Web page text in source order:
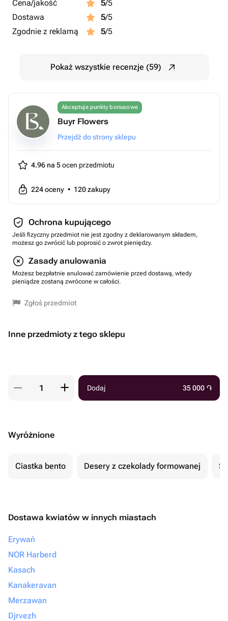
Cena/jakość
5/5
Dostawa
5/5
Zgodnie z reklamą
5/5
Pokaż wszystkie recenzje (59)
Akceptuje punkty bonusowe
Buyr Flowers
Przejdź do strony sklepu
4.96 na 5ocen przedmiotu
224oceny • 120zakupy
Ochrona kupującego
Jeśli fizyczny przedmiot nie jest zgodny z deklarowanym składem,
możesz go zwrócić lub poprosić o zwrot pieniędzy.
Zasady anulowania
Możesz bezpłatnie anulować zamówienie przed dostawą, wtedy
pieniądze zostaną zwrócone w całości.
Zgłoś przedmiot
Inne przedmioty z tego sklepu
Dodaj 35 000 ֏
Wyróżnione
Ciastka bento Desery z czekolady formowanej
Dostawa kwiatów w innych miastach
Erywań
NOR Harberd
Kasach
Kanakeravan
Merzawan
Djrvezh